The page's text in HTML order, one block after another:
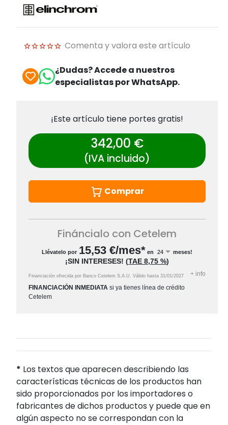
Comenta y valora este artículo
¿Dudas? Accede a nuestros
especialistas por WhatsApp.
¡Este artículo tiene portes gratis!
342,00 €
(IVA incluido)
Comprar
Fináncialo con Cetelem
Llévatelo por 15,53 €/mes* en meses!
¡SIN INTERESES! (TAE 8,75 %)
Financiación ofrecida por Banco Cetelem S.A.U. Válido hasta 31/01/2027 + info
FINANCIACIÓN INMEDIATA si ya tienes línea de crédito
Cetelem
* Los textos que aparecen describiendo las
características técnicas de los productos han
sido proporcionados por los importadores o
fabricantes de dichos productos y puede que en
algún aspecto no se correspondan con la